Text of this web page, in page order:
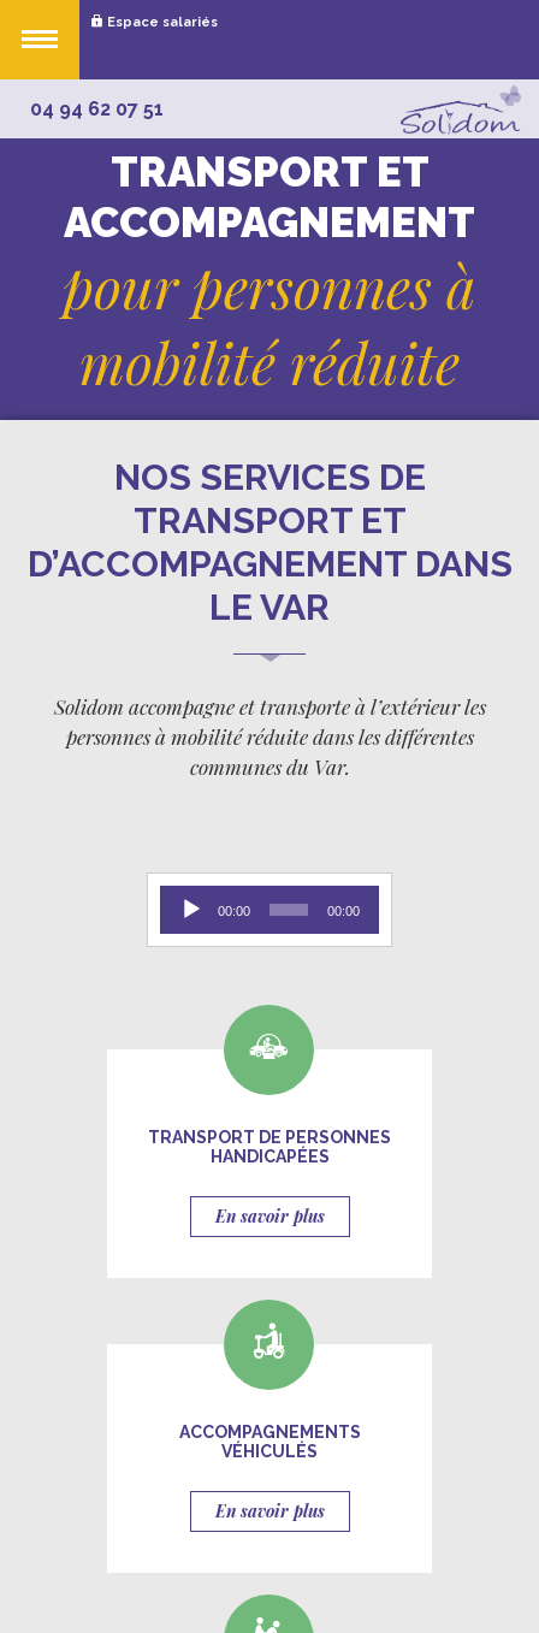
04 94 62 07 51
Espace salariés
TRANSPORT ET
ACCOMPAGNEMENT
pour personnes à
mobilité réduite
NOS SERVICES DE
TRANSPORT ET
D’ACCOMPAGNEMENT DANS
LE VAR
Solidom accompagne et transporte à l’extérieur les
personnes à mobilité réduite dans les différentes
communes du Var.
audio
00:00 00:00
TRANSPORT DE PERSONNES
HANDICAPÉES
En savoir plus
ACCOMPAGNEMENTS
VÉHICULÉS
En savoir plus